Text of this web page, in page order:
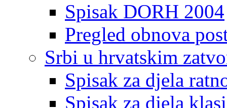
Spisak DORH 2004
Pregled obnova
Srbi u hrvatskim
Spisak za djela
Spisak za djela